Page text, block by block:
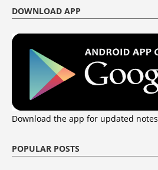
DOWNLOAD APP
Download the app for updated notes
POPULAR POSTS